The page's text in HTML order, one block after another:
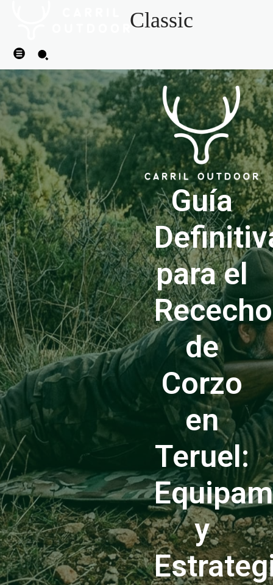
Classic
Guía
para el
Rececho
de
Corzo
en
Teruel:
y